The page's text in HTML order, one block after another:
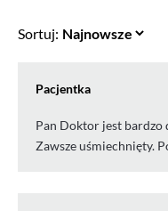
Sortuj:
Pacjentka
Pan Doktor jest
Zawsze uśmiechnięty.